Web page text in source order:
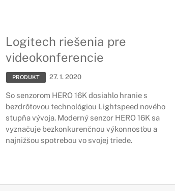
Logitech riešenia pre
videokonferencie
PRODUKT 27. 1. 2020
So senzorom HERO 16K dosiahlo hranie s
bezdrôtovou technológiou Lightspeed nového
stupňa vývoja. Moderný senzor HERO 16K sa
vyznačuje bezkonkurenčnou výkonnosťou a
najnižšou spotrebou vo svojej triede.